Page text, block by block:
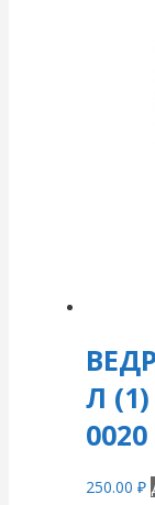
Л
0020
250.00 ₽